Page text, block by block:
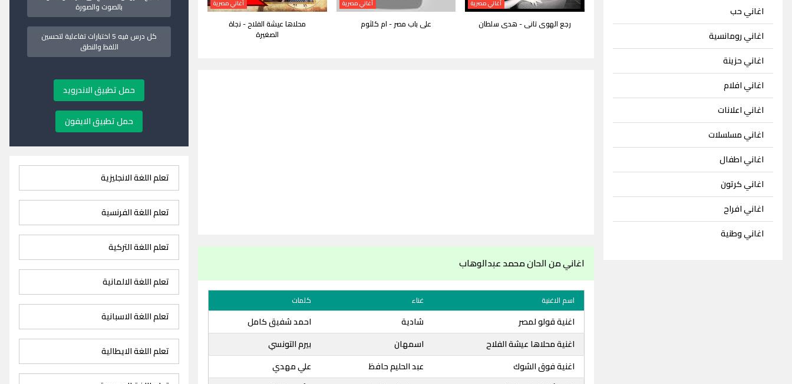
اغاني حب
اغاني رومانسية
اغاني حزينة
اغاني افلام
اغاني اعلانات
اغاني مسلسلات
اغاني اطفال
اغاني كرتون
اغاني افراح
اغاني وطنية
أغاني مصرية
رجع الهوى تانى - هدى سلطان
أغاني مصرية
على باب مصر - ام كلثوم
أغاني مصرية
محلاها عيشة الفلاح - نجاة
الصغيرة
اغاني من الحان محمد عبدالوهاب
اسم الاغنية غناء كلمات
اغنية قولو لمصر شادية
احمد شفيق كامل
اغنية محلاها عيشة الفلاح
اسمهان
بيرم التونسي
اغنية فوق الشوك
عبد الحليم حافظ
علي مهدي
بالصوت والصورة
كل درس فيه 5 اختبارات تفاعلية لتحسين
اللفظ والنطق
حمل تطبيق الاندرويد
حمل تطبيق الايفون
تعلم اللغة الانجليزية
تعلم اللغة الفرنسية
تعلم اللغة التركية
تعلم اللغة الالمانية
تعلم اللغة الاسبانية
تعلم اللغة الايطالية